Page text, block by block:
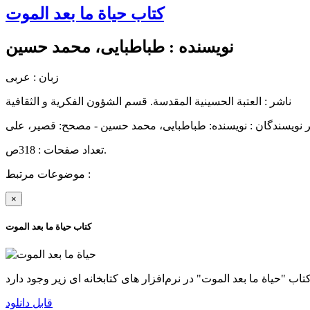
کتاب حياة ما بعد الموت
نویسنده : طباطبایی، محمد حسین
زبان : عربی
ناشر : العتبة الحسينية المقدسة. قسم الشؤون الفکریة و الثقافیة
نویسندگان : نویسنده: طباطبایی، محمد حسین - مصحح: قصیر، علی
تعداد صفحات : 318ص.
موضوعات مرتبط :
×
کتاب حياة ما بعد الموت
قابل دانلود